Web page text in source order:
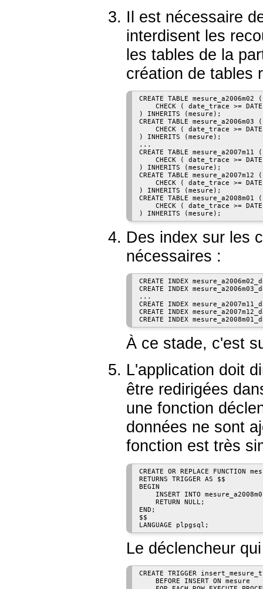
Il est nécessaire
interdisent les
les tables de la
création de tables
CREATE TABLE mesure_a2006m02 (
CHECK ( date_trace >=
) INHERITS (mesure);
CREATE TABLE mesure_a2006m03 (
CHECK ( date_trace >=
) INHERITS (mesure);
...
CREATE TABLE mesure_a2007m11 (
CHECK ( date_trace >=
) INHERITS (mesure);
CREATE TABLE mesure_a2007m12 (
CHECK ( date_trace >=
) INHERITS (mesure);
CREATE TABLE mesure_a2008m01 (
CHECK ( date_trace >=
Des index sur les
nécessaires :
CREATE INDEX
CREATE INDEX
...
CREATE INDEX
CREATE INDEX
À ce stade, c'est
L'application doit
être redirigées
une fonction
données ne sont
fonction est très
CREATE OR REPLACE
RETURNS TRIGGER AS $$
BEGIN
INSERT INTO
    RETURN NULL;
END;
$$
Le déclencheur
CREATE TRIGGER
    BEFORE INSERT ON mesure